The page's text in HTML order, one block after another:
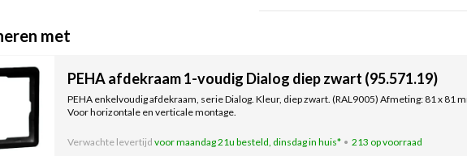
met
PEHA afdekraam 1-voudig Dialog diep zwart (95.571.19)
PEHA enkelvoudig afdekraam, serie Dialog. Kleur, diep zwart. (RAL9005) Afmeting: 81 x 81
Voor horizontale en verticale montage.
Verwachte levertijd voor maandag 21u besteld, dinsdag in huis* 213 op voorraad